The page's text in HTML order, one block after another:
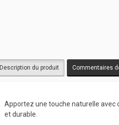
Description du produit Commentaires
Apportez une touche naturelle avec
et durable.